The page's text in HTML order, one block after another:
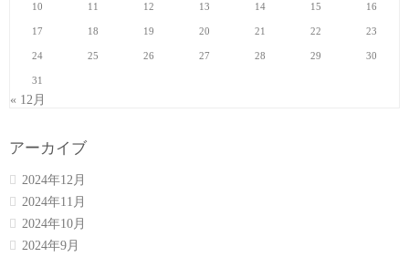
10 11 12 13 14 15 16
17 18 19 20 21 22 23
24 25 26 27 28 29 30
31
« 12月
アーカイブ
2024年12月
2024年11月
2024年10月
2024年9月